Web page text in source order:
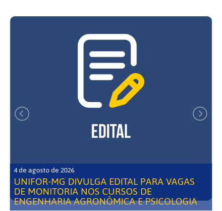
4 de agosto de 2026
UNIFOR-MG DIVULGA EDITAL PARA VAGAS
DE MONITORIA NOS CURSOS DE
ENGENHARIA AGRONÔMICA E PSICOLOGIA